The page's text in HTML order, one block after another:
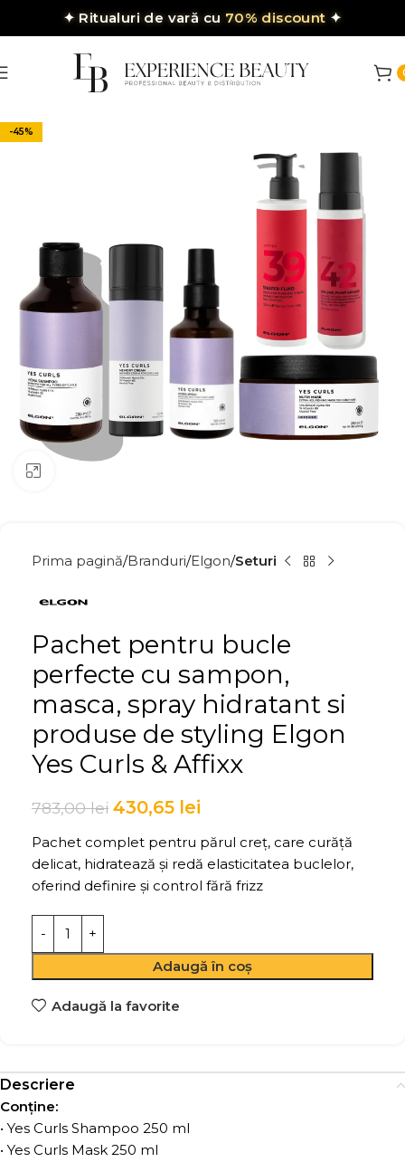
✦ Ritualuri de vară cu 70% discount ✦
-45%
Prima pagină Branduri Elgon Seturi
Pachet pentru bucle
perfecte cu sampon,
masca, spray hidratant si
produse de styling Elgon
Yes Curls & Affixx
783,00lei 430,65 lei
Pachet complet pentru părul creț, care curăță
delicat, hidratează și redă elasticitatea buclelor,
oferind definire și control fără frizz
Adaugă în coș
Adaugă la favorite
Descriere
Conține:
• Yes Curls Shampoo 250 ml
• Yes Curls Mask 250 ml